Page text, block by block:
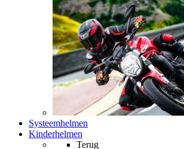
Systeemhelmen
Kinderhelmen
Terug